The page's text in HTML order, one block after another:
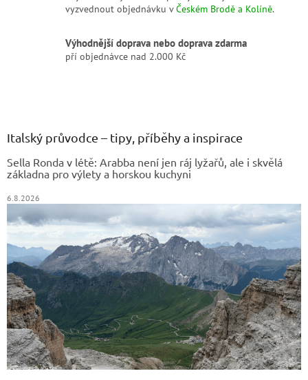
vyzvednout objednávku vČeském Brodě a Kolíně.
Výhodnější doprava nebo doprava zdarma
pří objednávce nad 2.000 Kč
Italský průvodce – tipy, příběhy a inspirace
Sella Ronda v létě: Arabba není jen ráj lyžařů, ale i skvělá
základna pro výlety a horskou kuchyni
6.8.2026